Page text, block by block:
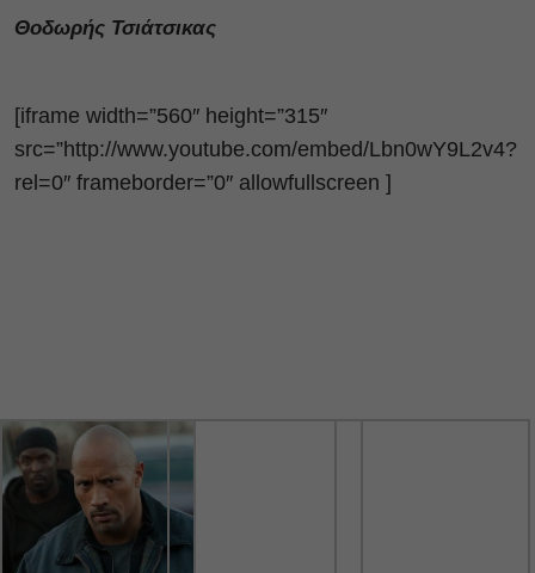
Θοδωρής Τσιάτσικας
[iframe width=”560″ height=”315″
src=”http://www.youtube.com/embed/Lbn0wY9L2v4?
rel=0″ frameborder=”0″ allowfullscreen ]